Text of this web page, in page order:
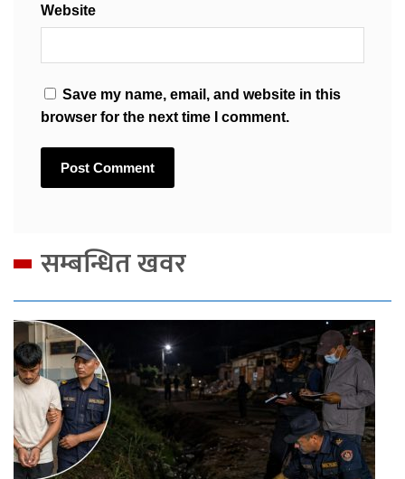
Website
Save my name, email, and website in this
browser for the next time I comment.
सम्बन्धित खवर